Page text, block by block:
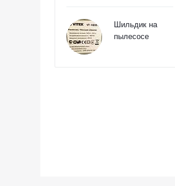
Шильдик на
пылесосе